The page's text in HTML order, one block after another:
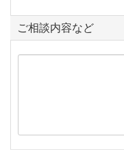
ご相談内容など